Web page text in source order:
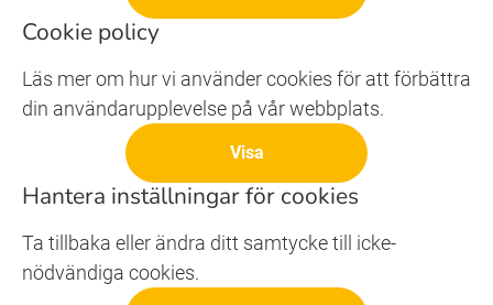
Cookie policy
Läs mer om hur vi använder cookies för att förbättra
din användarupplevelse på vår webbplats.
Visa
Hantera inställningar för cookies
Ta tillbaka eller ändra ditt samtycke till icke-
nödvändiga cookies.